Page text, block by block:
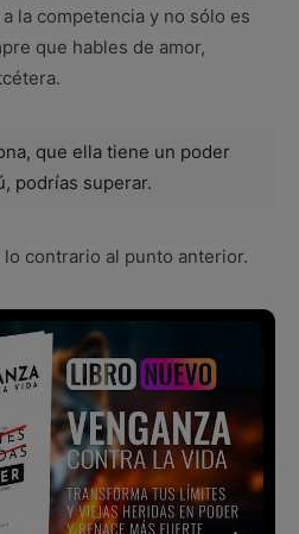
la competencia y no sólo es
que hables de amor,
que ella tiene un poder
podrías superar.
contrario al punto anterior.